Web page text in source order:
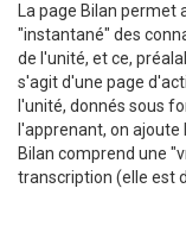
La page Bilan permet
"instantané" des
de l'unité, et ce,
s'agit d'une page
l'unité, donnés sous
l'apprenant, on ajoute
Bilan comprend une
transcription (elle est